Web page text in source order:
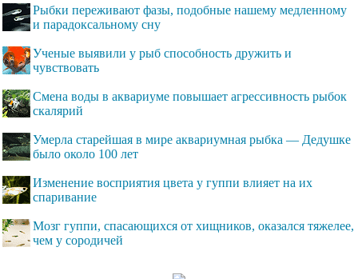
Рыбки переживают фазы, подобные нашему медленному
и парадоксальному сну
Ученые выявили у рыб способность дружить и
чувствовать
Смена воды в аквариуме повышает агрессивность рыбок
скалярий
Умерла старейшая в мире аквариумная рыбка — Дедушке
было около 100 лет
Изменение восприятия цвета у гуппи влияет на их
спаривание
Мозг гуппи, спасающихся от хищников, оказался тяжелее,
чем у сородичей